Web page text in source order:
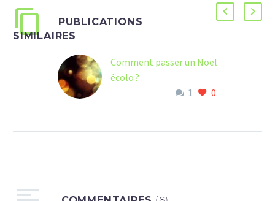
PUBLICATIONS
SIMILAIRES
Comment passer un Noël
écolo ?
Aaaah les fêtes de fin
1 0